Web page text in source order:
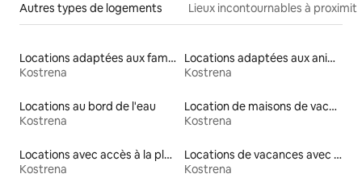
Autres types de logements Lieux incontournables à
Locations adaptées aux familles
Kostrena
Locations adaptées aux animaux
Kostrena
Locations au bord de l'eau
Kostrena
Location de maisons de vacances
Kostrena
Locations avec accès à la plage
Kostrena
Locations de vacances avec piscine
Kostrena